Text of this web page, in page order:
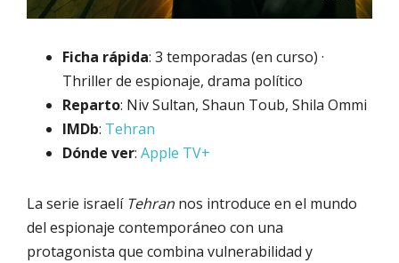
Ficha rápida: 3 temporadas (en curso) ·
Thriller de espionaje, drama político
Reparto: Niv Sultan, Shaun Toub, Shila Ommi
IMDb: Tehran
Dónde ver: Apple TV+
La serie israelí Tehran nos introduce en el mundo
del espionaje contemporáneo con una
protagonista que combina vulnerabilidad y